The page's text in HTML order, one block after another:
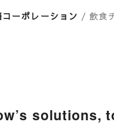
ーポレーション / 飲食
solutions,